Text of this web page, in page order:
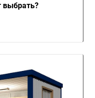
выбрать?